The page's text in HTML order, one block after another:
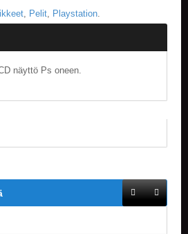
, Pelit, Playstation.
näyttö Ps oneen.